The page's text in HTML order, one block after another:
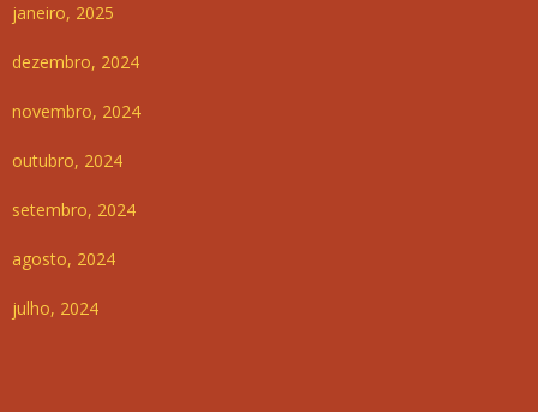
janeiro, 2025
dezembro, 2024
novembro, 2024
outubro, 2024
setembro, 2024
agosto, 2024
julho, 2024